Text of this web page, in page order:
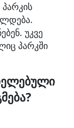
უკვე
პარკში